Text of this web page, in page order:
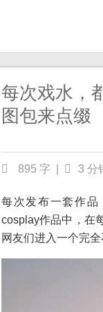
每次戏水，
图包来点缀
895 字 3 分
每次发布一套作品
cosplay作品中，在
网友们进入一个完全